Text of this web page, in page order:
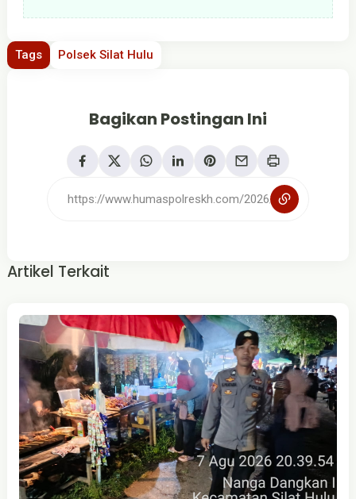
Tags Polsek Silat Hulu
Bagikan Postingan Ini
Artikel Terkait